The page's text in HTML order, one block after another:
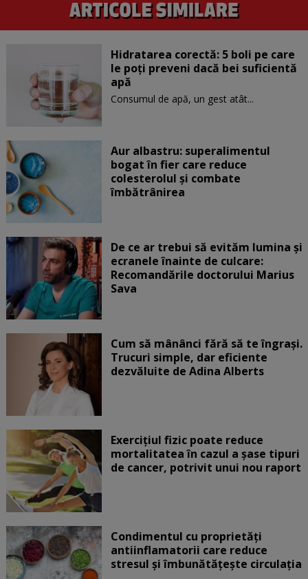
Hidratarea corectă: 5 boli pe care
le poți preveni dacă bei suficientă
apă
Consumul de apă, un gest atât...
Aur albastru: superalimentul
bogat în fier care reduce
colesterolul și combate
îmbătrânirea
De ce ar trebui să evităm lumina și
ecranele înainte de culcare:
Recomandările doctorului Marius
Sava
Cum să mânânci fără să te îngrași.
Trucuri simple, dar eficiente
dezvăluite de Adina Alberts
Exercițiul fizic poate reduce
mortalitatea în cazul a șase tipuri
de cancer, potrivit unui nou raport
Condimentul cu proprietăți
antiinflamatorii care reduce
stresul și îmbunătățește circulația